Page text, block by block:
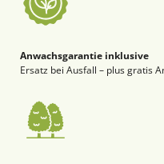
Anwachsgarantie inklusive
Ersatz bei Ausfall – plus gratis